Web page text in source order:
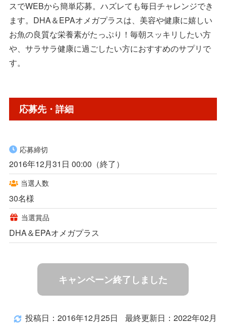
スでWEBから簡単応募。ハズレても毎日チャレンジでき
ます。DHA＆EPAオメガプラスは、美容や健康に嬉しい
お魚の良質な栄養素がたっぷり！毎朝スッキリしたい方
や、サラサラ健康に過ごしたい方におすすめのサプリで
す。
応募先・詳細
応募締切
2016年12月31日 00:00（終了）
当選人数
30名様
当選賞品
DHA＆EPAオメガプラス
キャンペーン終了しました
投稿日：2016年12月25日
最終更新日：2022年02月